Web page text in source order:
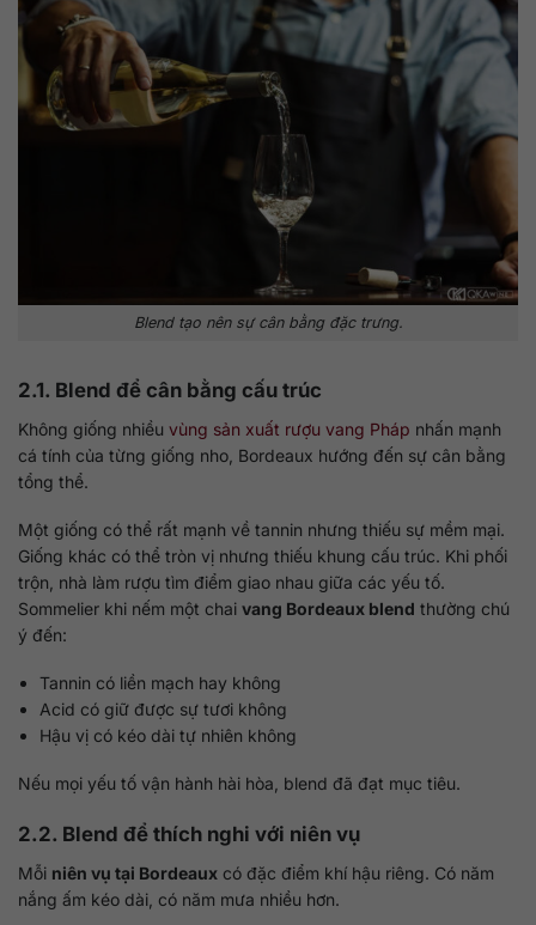
Blend tạo nên sự cân bằng đặc trưng.
2.1. Blend để cân bằng cấu trúc
Không giống nhiều vùng sản xuất rượu vang Pháp nhấn mạnh
cá tính của từng giống nho, Bordeaux hướng đến sự cân bằng
tổng thể.
Một giống có thể rất mạnh về tannin nhưng thiếu sự mềm mại.
Giống khác có thể tròn vị nhưng thiếu khung cấu trúc. Khi phối
trộn, nhà làm rượu tìm điểm giao nhau giữa các yếu tố.
Sommelier khi nếm một chai vang Bordeaux blend thường chú
ý đến:
Tannin có liền mạch hay không
Acid có giữ được sự tươi không
Hậu vị có kéo dài tự nhiên không
Nếu mọi yếu tố vận hành hài hòa, blend đã đạt mục tiêu.
2.2. Blend để thích nghi với niên vụ
Mỗi niên vụ tại Bordeaux có đặc điểm khí hậu riêng. Có năm
nắng ấm kéo dài, có năm mưa nhiều hơn.